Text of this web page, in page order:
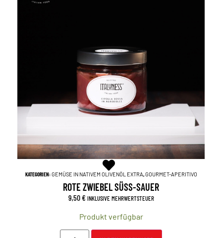
KATEGORIEN:GEMÜSE IN NATIVEM OLIVENÖL EXTRA GOURMET-APERITIVO
ROTE ZWIEBEL SÜSS-SAUER
9,50€ INKLUSIVE MEHRWERTSTEUER
Produkt verfügbar